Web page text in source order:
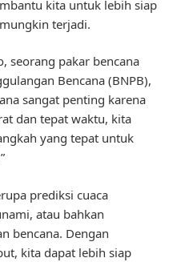
kita untuk lebih siap
terjadi.
seorang pakar bencana
Bencana (BNPB),
sangat penting karena
dan tepat waktu, kita
yang tepat untuk
prediksi cuaca
atau bahkan
bencana. Dengan
kita dapat lebih siap